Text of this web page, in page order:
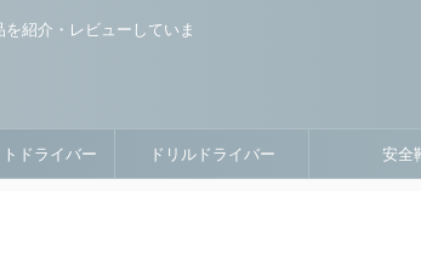
紹介・レビューしていま
ドライバー ドリルドライバー 安全